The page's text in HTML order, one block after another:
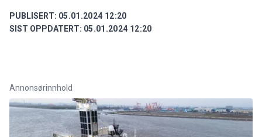
PUBLISERT: 05.01.2024 12:20
SIST OPPDATERT: 05.01.2024 12:20
Annonsørinnhold